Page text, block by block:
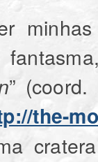
”
the-